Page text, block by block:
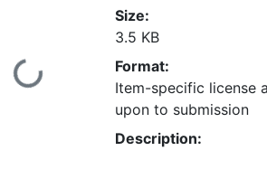
Loading...
Size:
3.5 KB
Format:
Item-specific license
upon to submission
Description: